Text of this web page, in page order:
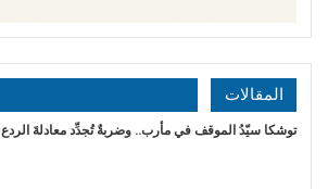
المقالات
توشكا سيّدُ الموقف في مأرب.. وضربةٌ تُجدِّد معادلةَ الردع